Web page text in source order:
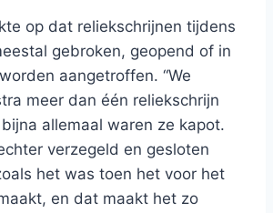
op dat reliekschrijnen tijdens
gebroken, geopend of in
aangetroffen. “We
meer dan één reliekschrijn
allemaal waren ze kapot.
verzegeld en gesloten
het was toen het voor het
en dat maakt het zo